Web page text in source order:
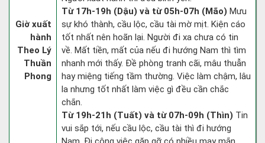
Giờ xuất
hành
Theo Lý
Thuần
Phong
Từ 17h-19h (Dậu) và từ 05h-07h (Mão) Mưu
sự khó thành, cầu lộc, cầu tài mờ mịt. Kiện cáo
tốt nhất nên hoãn lại. Người đi xa chưa có tin
về. Mất tiền, mất của nếu đi hướng Nam thì tìm
nhanh mới thấy. Đề phòng tranh cãi, mâu thuẫn
hay miệng tiếng tầm thường. Việc làm chậm, lâu
la nhưng tốt nhất làm việc gì đều cần chắc
chắn.
Từ 19h-21h (Tuất) và từ 07h-09h (Thìn) Tin
vui sắp tới, nếu cầu lộc, cầu tài thì đi hướng